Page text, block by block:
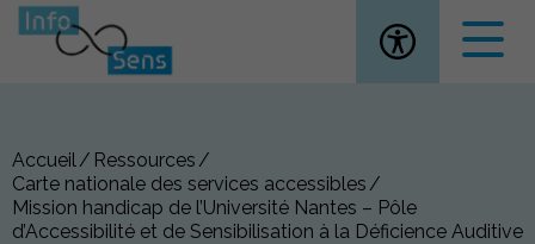
Ouvrir la
Accueil
Ressources
Carte nationale des services accessibles
Mission handicap de l’Université Nantes – Pôle
d’Accessibilité et de Sensibilisation à la Déficience Auditive